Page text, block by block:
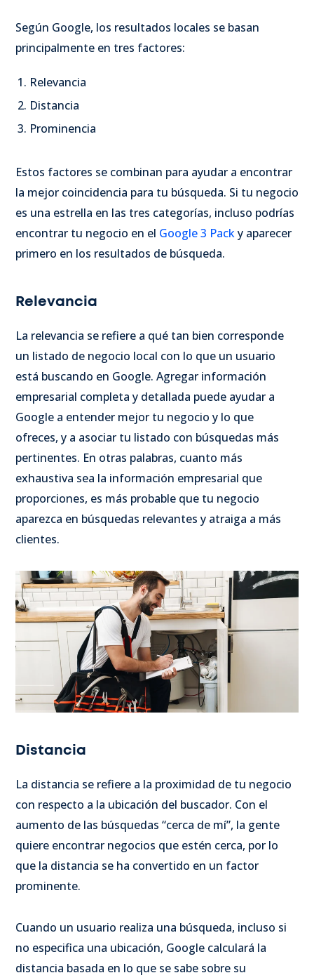
Según Google, los resultados locales se basan
principalmente en tres factores:
Relevancia
Distancia
Prominencia
Estos factores se combinan para ayudar a encontrar
la mejor coincidencia para tu búsqueda. Si tu negocio
es una estrella en las tres categorías, incluso podrías
encontrar tu negocio en el Google 3 Packy aparecer
primero en los resultados de búsqueda.
Relevancia
La relevancia se refiere a qué tan bien corresponde
un listado de negocio local con lo que un usuario
está buscando en Google. Agregar información
empresarial completa y detallada puede ayudar a
Google a entender mejor tu negocio y lo que
ofreces, y a asociar tu listado con búsquedas más
pertinentes. En otras palabras, cuanto más
exhaustiva sea la información empresarial que
proporciones, es más probable que tu negocio
aparezca en búsquedas relevantes y atraiga a más
clientes.
Distancia
La distancia se refiere a la proximidad de tu negocio
con respecto a la ubicación del buscador. Con el
aumento de las búsquedas “cerca de mí”, la gente
quiere encontrar negocios que estén cerca, por lo
que la distancia se ha convertido en un factor
prominente.
Cuando un usuario realiza una búsqueda, incluso si
no especifica una ubicación, Google calculará la
distancia basada en lo que se sabe sobre su